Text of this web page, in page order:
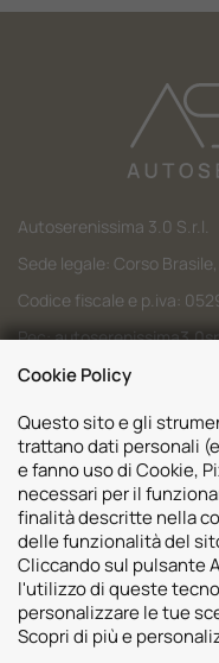
Autoserenissima 3.0 S.r.l.
Sede legale: Corso Brasile,
Codice fiscale e p.iva:
Pec:
Codice SDI: M5UXCR1
Sedi
Volvo Padova
Volvo Venezia
Usato Padova
Mazda Padova
Risorse
Valuta il tuo Usato
Contatti
Promozioni
Cookie Policy
Questo sito e gli
trattano dati personali
e fanno uso di Cookie,
necessari per il
finalità descritte nella
delle funzionalità del
Cliccando sul pulsante
l'utilizzo di queste
personalizzare le tue
Scopri di più e